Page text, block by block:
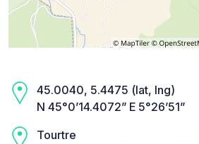
45.0040, 5.4475 (lat, lng)
N 45°0’14.4072” E 5°26’51”
Tourtre